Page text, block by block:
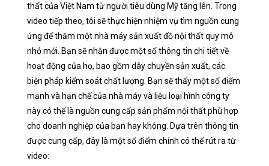
thất của Việt Nam từ người tiêu dùng Mỹ tăng lên. Trong
video tiếp theo, tôi sẽ thực hiện nhiệm vụ tìm nguồn cung
ứng để thăm một nhà máy sản xuất đồ nội thất quy mô
nhỏ mới. Bạn sẽ nhận được một số thông tin chi tiết về
hoạt động của họ, bao gồm dây chuyền sản xuất, các
biện pháp kiểm soát chất lượng. Bạn sẽ thấy một số điểm
mạnh và hạn chế của nhà máy và liệu loại hình công ty
này có thể là nguồn cung cấp sản phẩm nội thất phù hợp
cho doanh nghiệp của bạn hay không. Dựa trên thông tin
được cung cấp, đây là một số điểm chính có thể rút ra từ
video: